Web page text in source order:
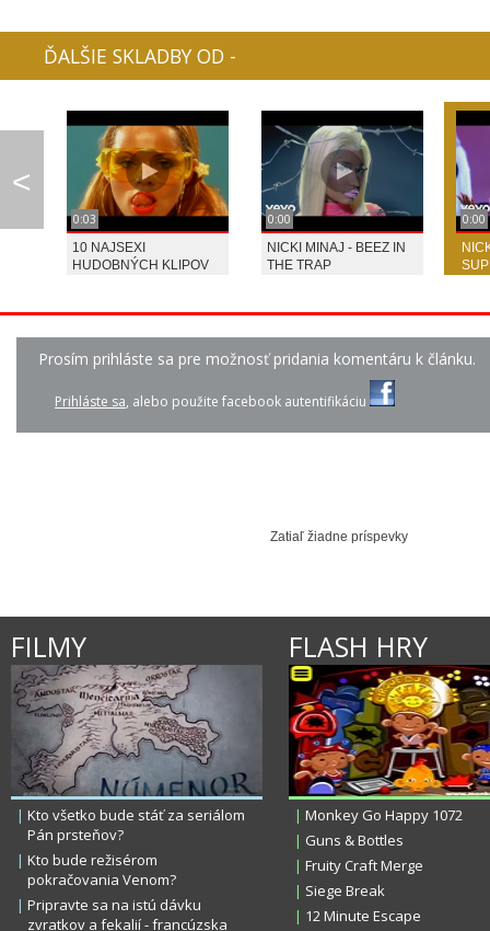
AVICII - LEVELS BRITNEY SPEARS - WO...
0:08
LINDSAY
0:02
ĎALŠIE SKLADBY OD -
<
0:03
10 NAJSEXI
HUDOBNÝCH KLIPOV
0:00
NICKI MINAJ - BEEZ IN
THE TRAP
0:00
Prosím prihláste sa pre možnosť pridania komentáru k článku.
Prihláste sa, alebo použite facebook autentifikáciu
Zatiaľ žiadne príspevky
FILMY
| Kto všetko bude stáť za seriálom
Pán prsteňov?
| Kto bude režisérom
pokračovania Venom?
| Pripravte sa na istú dávku
zvratkov a fekalií - francúzska
FLASH HRY
| Monkey Go Happy 1072
| Guns & Bottles
| Fruity Craft Merge
| Siege Break
| 12 Minute Escape